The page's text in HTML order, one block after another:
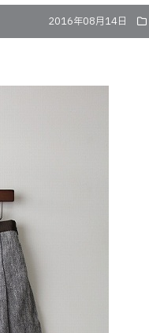
2016年08月14日